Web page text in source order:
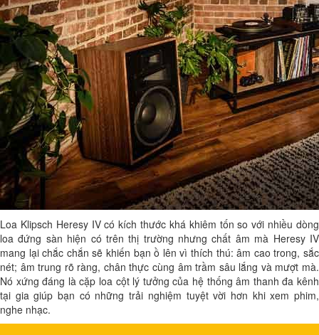
Loa Klipsch Heresy IV có kích thước khá khiêm tốn so với nhiều dòng
loa đứng sàn hiện có trên thị trường nhưng chất âm mà Heresy IV
mang lại chắc chắn sẽ khiến bạn ồ lên vì thích thú: âm cao trong, sắc
nét; âm trung rõ ràng, chân thực cùng âm trầm sâu lắng và mượt mà.
Nó xứng đáng là cặp loa cột lý tưởng của hệ thống âm thanh đa kênh
tại gia giúp bạn có những trải nghiệm tuyệt vời hơn khi xem phim,
nghe nhạc.